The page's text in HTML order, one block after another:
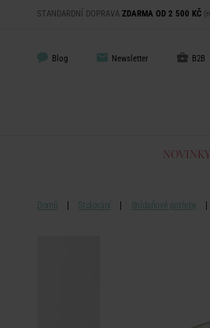
STANDARDNÍ DOPRAVA ZDARMA OD 2 500 KČ
Blog Newsletter B2B
NOVINKY
Domů Stolování Snídaňové potřeby